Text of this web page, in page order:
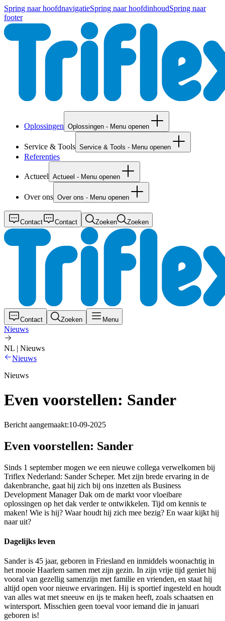
Spring naar hoofdnavigatieSpring naar hoofdinhoudSpring naar
footer
Oplossingen Oplossingen - Menu openen
Service & Tools Service & Tools - Menu openen
Referenties
Actueel Actueel - Menu openen
Over ons Over ons - Menu openen
Contact Contact Zoeken Zoeken
Contact Zoeken Menu
Nieuws
NL | Nieuws
Nieuws
Nieuws
Even voorstellen: Sander
Bericht aangemaakt:10-09-2025
Even voorstellen: Sander
Sinds 1 september mogen we een nieuwe collega verwelkomen bij
Triflex Nederland: Sander Scheper. Met zijn brede ervaring in de
dakenbranche, gaat hij zich bij ons inzetten als Business
Development Manager Dak om de markt voor vloeibare
oplossingen op het dak verder te ontwikkelen. Tijd om kennis te
maken! Wie is hij? Waar houdt hij zich mee bezig? En waar kijkt hij
naar uit?
Dagelijks leven
Sander is 45 jaar, geboren in Friesland en inmiddels woonachtig in
het mooie Haarlem samen met zijn gezin. In zijn vrije tijd geniet hij
vooral van gezellig samenzijn met familie en vrienden, en staat hij
altijd open voor nieuwe ervaringen. Hij is sportief ingesteld en houdt
van alles wat met sneeuw en ijs te maken heeft, zoals schaatsen en
wintersport. Misschien geen toeval voor iemand die in januari
geboren is!